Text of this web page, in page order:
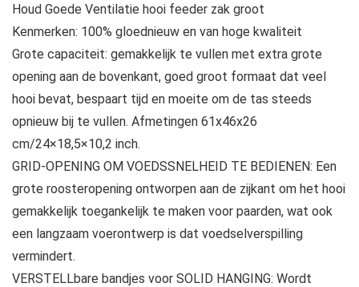
Houd Goede Ventilatie hooi feeder zak groot
Kenmerken: 100% gloednieuw en van hoge kwaliteit
Grote capaciteit: gemakkelijk te vullen met extra grote
opening aan de bovenkant, goed groot formaat dat veel
hooi bevat, bespaart tijd en moeite om de tas steeds
opnieuw bij te vullen. Afmetingen 61x46x26
cm/24×18,5×10,2 inch.
GRID-OPENING OM VOEDSSNELHEID TE BEDIENEN: Een
grote roosteropening ontworpen aan de zijkant om het hooi
gemakkelijk toegankelijk te maken voor paarden, wat ook
een langzaam voerontwerp is dat voedselverspilling
vermindert.
VERSTELLbare bandjes voor SOLID HANGING: Wordt